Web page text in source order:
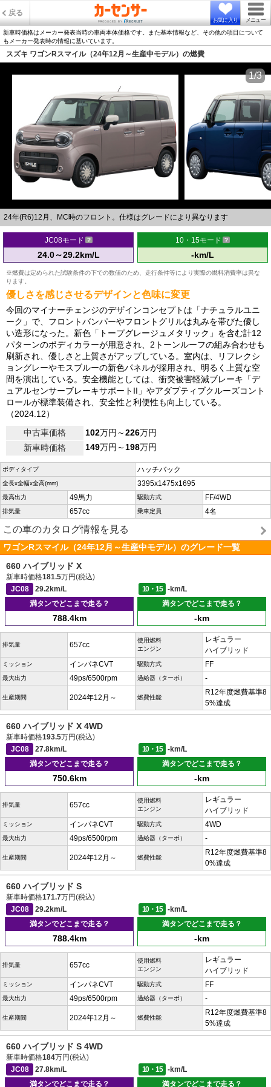
戻る
お気に入り メニュー
新車時価格はメーカー発表当時の車両本体価格です。また基本情報など、その他の項目について
もメーカー発表時の情報に基いています。
スズキ ワゴンRスマイル（24年12月～生産中モデル）の燃費
24年(R6)12月、MC時のフロント。仕様はグレードにより異なります
1/3
JC08モード
24.0～29.2km/L
10・15モード
-km/L
※燃費は定められた試験条件の下での数値のため、走行条件等により実際の燃料消費率は異な
ります。
優しさを感じさせるデザインと色味に変更
今回のマイナーチェンジのデザインコンセプトは「ナチュラルユニ
ーク」で、フロントバンパーやフロントグリルは丸みを帯びた優し
い造形になった。新色「トープグレージュメタリック」を含む計12
パターンのボディカラーが用意され、2トーンルーフの組み合わせも
刷新され、優しさと上質さがアップしている。室内は、リフレクシ
ョングレーやモスブルーの新色パネルが採用され、明るく上質な空
間を演出している。安全機能としては、衝突被害軽減ブレーキ「デ
ュアルセンサーブレーキサポートII」やアダプティブクルーズコント
ロールが標準装備され、安全性と利便性も向上している。
（2024.12）
中古車価格
102万円～226万円
新車時価格
149万円～198万円
ボディタイプ ハッチバック
全長x全幅x全高(mm) 3395x1475x1695
最高出力 49馬力 駆動方式 FF/4WD
排気量 657cc 乗車定員 4名
この車のカタログ情報を見る
ワゴンRスマイル（24年12月～生産中モデル）のグレード一覧
660 ハイブリッド X
新車時価格181.5万円(税込)
JC08
29.2km/L 10・15
-km/L
満タンでどこまで走る？
788.4km
満タンでどこまで走る？
-km
排気量 657cc
使用燃料
エンジン
レギュラー
ハイブリッド
ミッション インパネCVT 駆動方式 FF
最大出力 49ps/6500rpm 過給器（ターボ） -
生産期間 2024年12月～ 燃費性能
R12年度燃費基準8
5%達成
660 ハイブリッド X 4WD
新車時価格193.5万円(税込)
JC08
27.8km/L 10・15
-km/L
満タンでどこまで走る？
750.6km
満タンでどこまで走る？
-km
排気量 657cc
使用燃料
エンジン
レギュラー
ハイブリッド
ミッション インパネCVT 駆動方式 4WD
最大出力 49ps/6500rpm 過給器（ターボ） -
生産期間 2024年12月～ 燃費性能
R12年度燃費基準8
0%達成
660 ハイブリッド S
新車時価格171.7万円(税込)
JC08
29.2km/L 10・15
-km/L
満タンでどこまで走る？
788.4km
満タンでどこまで走る？
-km
排気量 657cc
使用燃料
エンジン
レギュラー
ハイブリッド
ミッション インパネCVT 駆動方式 FF
最大出力 49ps/6500rpm 過給器（ターボ） -
生産期間 2024年12月～ 燃費性能
R12年度燃費基準8
5%達成
660 ハイブリッド S 4WD
新車時価格184万円(税込)
JC08
27.8km/L 10・15
-km/L
満タンでどこまで走る？
満タンでどこまで走る？